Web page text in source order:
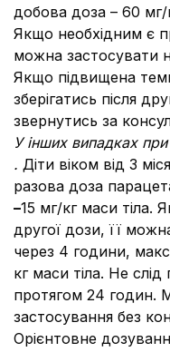
добова доза – 60 мг/
Якщо необхідним є
можна застосувати
Якщо підвищена
зберігатись після
звернутись за
У інших випадках
. Діти віком від 3
разова доза
–15 мг/кг маси тіла.
другої дози, її
через 4 години,
кг маси тіла. Не
протягом 24 годин.
застосування без
Орієнтовне